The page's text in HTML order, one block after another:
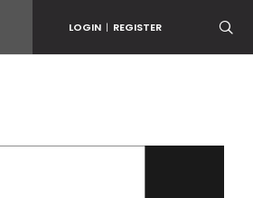
LOGIN | REGISTER